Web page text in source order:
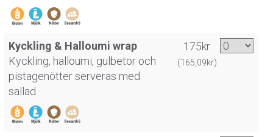
Kyckling & Halloumi wrap
Kyckling, halloumi, gulbetor och
pistagenötter serveras med
sallad
175kr
(165,09kr)